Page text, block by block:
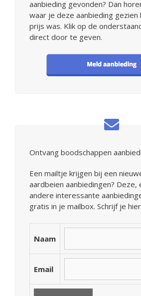
aanbieding gevonden? Dan
waar je deze aanbieding
prijs was. Klik op de
direct door te geven.
Ontvang boodschappen
Een mailtje krijgen bij een
aardbeien aanbiedingen? Deze,
andere interessante
gratis in je mailbox. Schrijf je
Naam
Email